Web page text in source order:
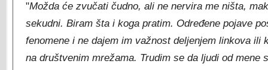
"Možda će zvučati čudno, ali ne nervira me ništa,
sekudni. Biram šta i koga pratim. Određene pojave
fenomene i ne dajem im važnost deljenjem linkova ili
na društvenim mrežama. Trudim se da ljudi od mene